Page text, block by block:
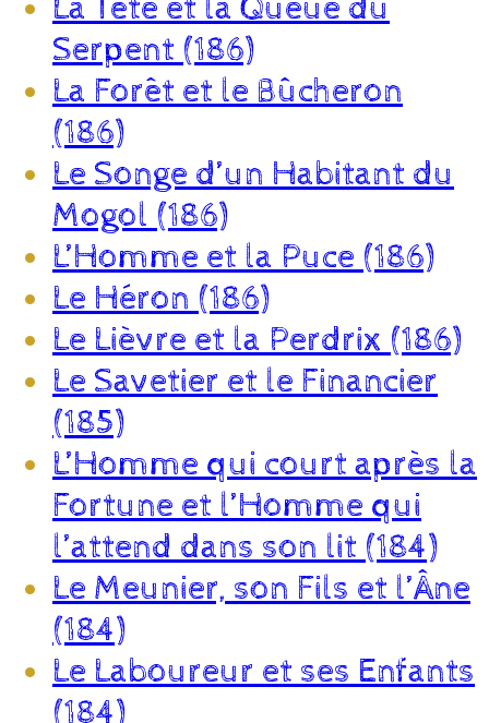
La Tête et la Queue du
Serpent (186)
La Forêt et le Bûcheron
(186)
Le Songe d’un Habitant du
Mogol (186)
L’Homme et la Puce (186)
Le Héron (186)
Le Lièvre et la Perdrix (186)
Le Savetier et le Financier
(185)
L’Homme qui court après la
Fortune et l’Homme qui
l’attend dans son lit (184)
Le Meunier, son Fils et l’Âne
(184)
Le Laboureur et ses Enfants
(184)